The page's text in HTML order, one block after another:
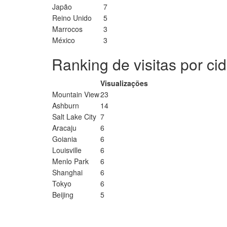
Japão
7
Reino Unido
5
Marrocos
3
México
3
Ranking de visitas por
Visualizações
Mountain View23
Ashburn
14
Salt Lake City 7
Aracaju
6
Goiania
6
Louisville
6
Menlo Park
6
Shanghai
6
Tokyo
6
Beijing
5